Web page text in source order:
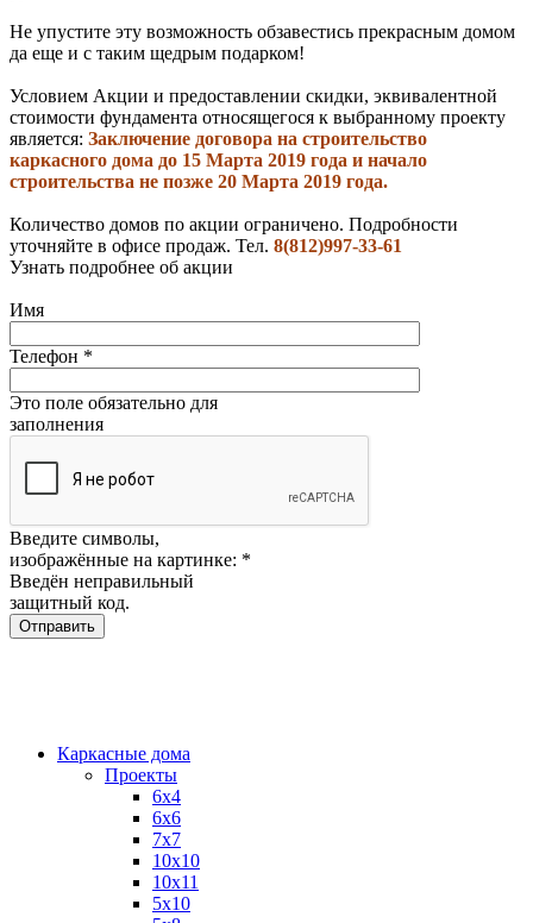
Не упустите эту возможность обзавестись прекрасным домом
да еще и с таким щедрым подарком!
Условием Акции и предоставлении скидки, эквивалентной
стоимости фундамента относящегося к выбранному проекту
является: Заключение договора на строительство
каркасного дома до 15 Марта 2019 года и начало
строительства не позже 20 Марта 2019 года.
Количество домов по акции ограничено. Подробности
уточняйте в офисе продаж. Тел. 8(812)997-33-61
Узнать подробнее об акции
Имя
Телефон *
Это поле обязательно для
заполнения
Введите символы,
изображённые на картинке: *
Введён неправильный
защитный код.
Каркасные дома
Проекты
6х4
6х6
7х7
10х10
10х11
5х10